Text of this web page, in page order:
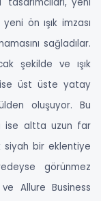
ön ışık imzası
sağladılar.
şekilde ve ışık
ise üst üste yatay
oluşuyor. Bu
ise altta uzun far
siyah bir eklentiye
görünmez
Allure Business